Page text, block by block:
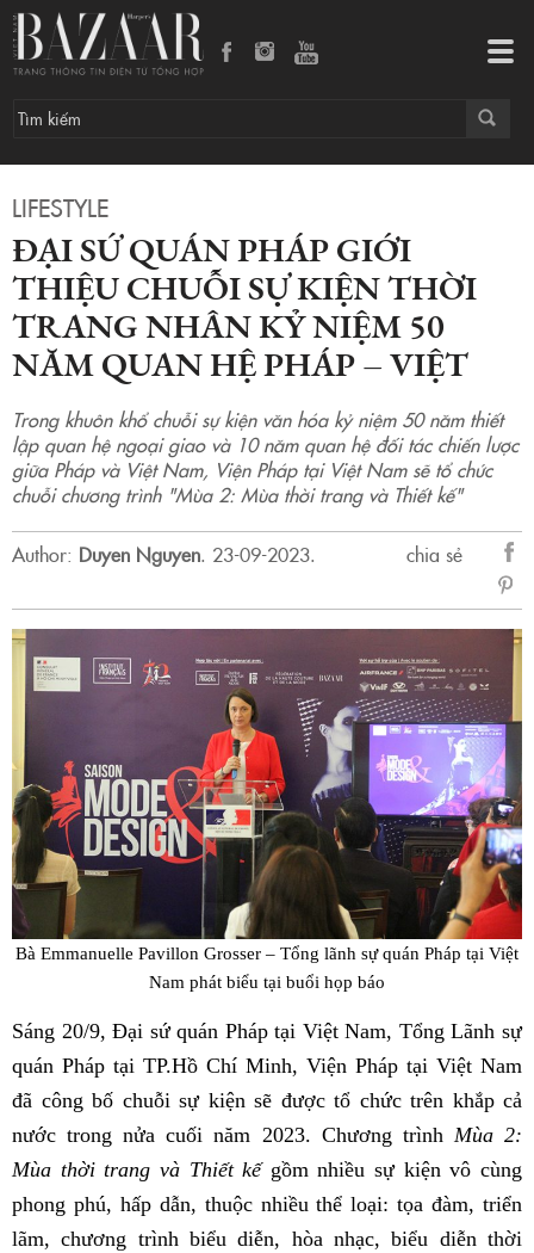
LIFESTYLE
ĐẠI SỨ QUÁN PHÁP GIỚI
THIỆU CHUỖI SỰ KIỆN THỜI
TRANG NHÂN KỶ NIỆM 50
NĂM QUAN HỆ PHÁP – VIỆT
Trong khuôn khổ chuỗi sự kiện văn hóa kỷ niệm 50 năm thiết
lập quan hệ ngoại giao và 10 năm quan hệ đối tác chiến lược
giữa Pháp và Việt Nam, Viện Pháp tại Việt Nam sẽ tổ chức
chuỗi chương trình "Mùa 2: Mùa thời trang và Thiết kế"
Author: Duyen Nguyen. 23-09-2023.
chia sẻ
sẻ
Bà Emmanuelle Pavillon Grosser – Tổng lãnh sự quán Pháp tại Việt
Nam phát biểu tại buổi họp báo
Sáng 20/9, Đại sứ quán Pháp tại Việt Nam, Tổng Lãnh sự
quán Pháp tại TP.Hồ Chí Minh, Viện Pháp tại Việt Nam
đã công bố chuỗi sự kiện sẽ được tổ chức trên khắp cả
nước trong nửa cuối năm 2023. Chương trình Mùa 2:
Mùa thời trang và Thiết kếgồm nhiều sự kiện vô cùng
phong phú, hấp dẫn, thuộc nhiều thể loại: tọa đàm, triển
lãm, chương trình biểu diễn, hòa nhạc, biểu diễn thời